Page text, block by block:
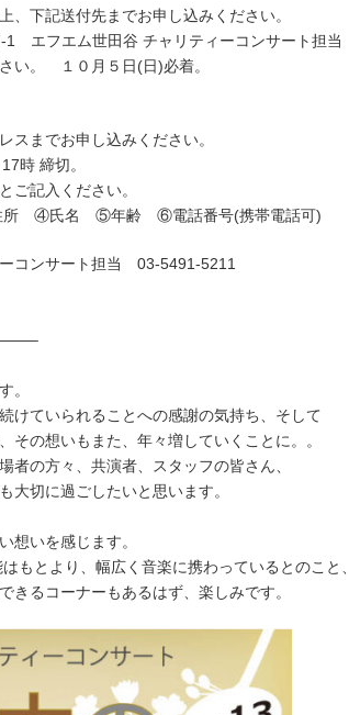
下記送付先までお申し込みください。
エフエム世田谷 チャリティーコンサート担当
い。 １０月５日(日)必着。
までお申し込みください。
締切。
記入ください。
氏名 ⑤年齢 ⑥電話番号(携帯電話可)
コンサート担当 03-5491-5211
。
けていられることへの感謝の気持ち、そして
その想いもまた、年々増していくことに。。
者の方々、共演者、スタッフの皆さん、
大切に過ごしたいと思います。
想いを感じます。
もとより、幅広く音楽に携わっているとのこと、
きるコーナーもあるはず、楽しみです。